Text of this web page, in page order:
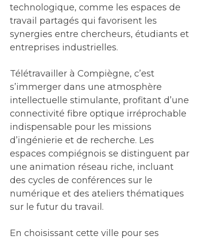
technologique, comme les espaces de
travail partagés qui favorisent les
synergies entre chercheurs, étudiants et
entreprises industrielles.
Télétravailler à Compiègne, c’est
s’immerger dans une atmosphère
intellectuelle stimulante, profitant d’une
connectivité fibre optique irréprochable
indispensable pour les missions
d’ingénierie et de recherche. Les
espaces compiégnois se distinguent par
une animation réseau riche, incluant
des cycles de conférences sur le
numérique et des ateliers thématiques
sur le futur du travail.
En choisissant cette ville pour ses